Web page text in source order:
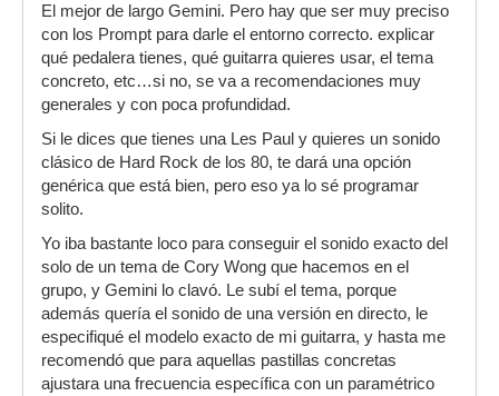
El mejor de largo Gemini. Pero hay que ser muy preciso
con los Prompt para darle el entorno correcto. explicar
qué pedalera tienes, qué guitarra quieres usar, el tema
concreto, etc…si no, se va a recomendaciones muy
generales y con poca profundidad.
Si le dices que tienes una Les Paul y quieres un sonido
clásico de Hard Rock de los 80, te dará una opción
genérica que está bien, pero eso ya lo sé programar
solito.
Yo iba bastante loco para conseguir el sonido exacto del
solo de un tema de Cory Wong que hacemos en el
grupo, y Gemini lo clavó. Le subí el tema, porque
además quería el sonido de una versión en directo, le
especifiqué el modelo exacto de mi guitarra, y hasta me
recomendó que para aquellas pastillas concretas
ajustara una frecuencia específica con un paramétrico